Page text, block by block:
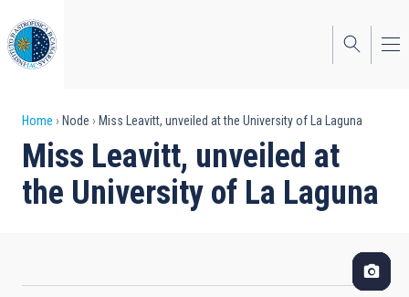
to
main
content
Breadcrumb
Home Node Miss Leavitt, unveiled at the University of La Laguna
Miss Leavitt, unveiled at
the University of La Laguna